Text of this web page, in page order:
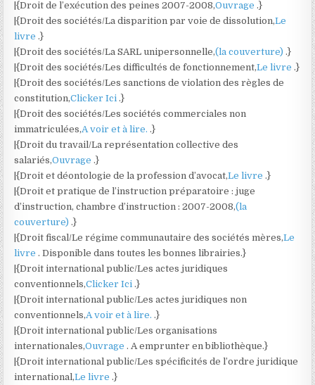
|{Droit de l’exécution des peines 2007-2008,Ouvrage.}
|{Droit des sociétés/La disparition par voie de dissolution,Le
livre.}
|{Droit des sociétés/La SARL unipersonnelle,(la couverture).}
|{Droit des sociétés/Les difficultés de fonctionnement,Le livre.}
|{Droit des sociétés/Les sanctions de violation des règles de
constitution,Clicker Ici.}
|{Droit des sociétés/Les sociétés commerciales non
immatriculées,A voir et à lire..}
|{Droit du travail/La représentation collective des
salariés,Ouvrage.}
|{Droit et déontologie de la profession d’avocat,Le livre.}
|{Droit et pratique de l’instruction préparatoire : juge
d’instruction, chambre d’instruction : 2007-2008,(la
couverture).}
|{Droit fiscal/Le régime communautaire des sociétés mères,Le
livre. Disponible dans toutes les bonnes librairies.}
|{Droit international public/Les actes juridiques
conventionnels,Clicker Ici.}
|{Droit international public/Les actes juridiques non
conventionnels,A voir et à lire..}
|{Droit international public/Les organisations
internationales,Ouvrage. A emprunter en bibliothèque.}
|{Droit international public/Les spécificités de l’ordre juridique
international,Le livre.}